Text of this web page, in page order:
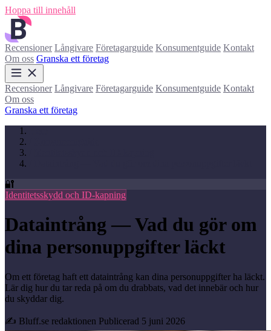
Hoppa till innehåll
Recensioner Långivare Företagarguide Konsumentguide Kontakt
Om oss Granska ett företag
Recensioner Långivare Företagarguide Konsumentguide Kontakt
Om oss
Granska ett företag
🔐
Identitetsskydd och ID-kapning
Dataintrång — Vad du gör om
dina personuppgifter läckt
Om ett företag haft ett dataintrång kan dina personuppgifter ha läckt.
Lär dig hur du tar reda på om du drabbats, vad det innebär och hur
du skyddar dig.
✍ Bluff.se redaktionen Publicerad 5 juni 2026